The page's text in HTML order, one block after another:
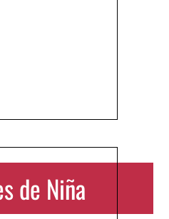
de Niña